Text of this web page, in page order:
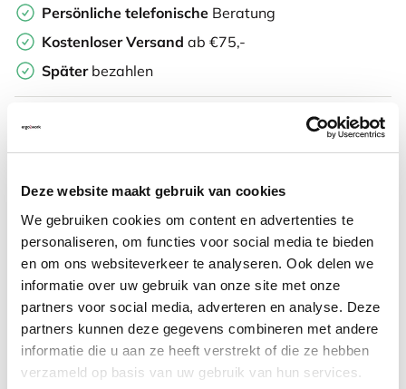
Deze website maakt gebruik van cookies
We gebruiken cookies om content en advertenties te
personaliseren, om functies voor social media te bieden
en om ons websiteverkeer te analyseren. Ook delen we
informatie over uw gebruik van onze site met onze
partners voor social media, adverteren en analyse. Deze
partners kunnen deze gegevens combineren met andere
informatie die u aan ze heeft verstrekt of die ze hebben
verzameld op basis van uw gebruik van hun services.
Persönliche telefonische Beratung
Kostenloser Versand ab €75,-
Später bezahlen
Weitere Informationen
Häufig zusammen gekauft mit
SUN-FLEX® SCREENLITE
Schreibtischlampe Weiß
244,83